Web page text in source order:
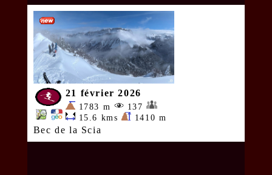
21 février 2026
1783 m
137
15.6 kms
1410 m
Bec de la Scia